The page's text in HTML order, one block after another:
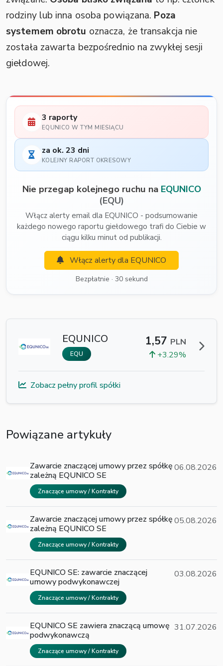
rodziny lub inna osoba powiązana. Poza
systemem obrotu oznacza, że transakcja nie
została zawarta bezpośrednio na zwykłej sesji
giełdowej.
3 raporty
EQUNICO W TYM MIESIĄCU
za ok. 23 dni
KOLEJNY RAPORT OKRESOWY
Nie przegap kolejnego ruchu na EQUNICO
(EQU)
Włącz alerty email dla EQUNICO - podsumowanie
każdego nowego raportu giełdowego trafi do Ciebie w
ciągu kilku minut od publikacji.
Włącz alerty dla EQUNICO
Bezpłatnie · 30 sekund
EQUNICO
EQU
1,57 PLN
+3.29%
Zobacz pełny profil spółki
Powiązane artykuły
Zawarcie znaczącej umowy przez spółkę
zależną EQUNICO SE
Znaczące umowy / Kontrakty
06.08.2026
Zawarcie znaczącej umowy przez spółkę
zależną EQUNICO SE
Znaczące umowy / Kontrakty
05.08.2026
EQUNICO SE: zawarcie znaczącej
umowy podwykonawczej
Znaczące umowy / Kontrakty
03.08.2026
EQUNICO SE zawiera znaczącą umowę
podwykonawczą
Znaczące umowy / Kontrakty
31.07.2026